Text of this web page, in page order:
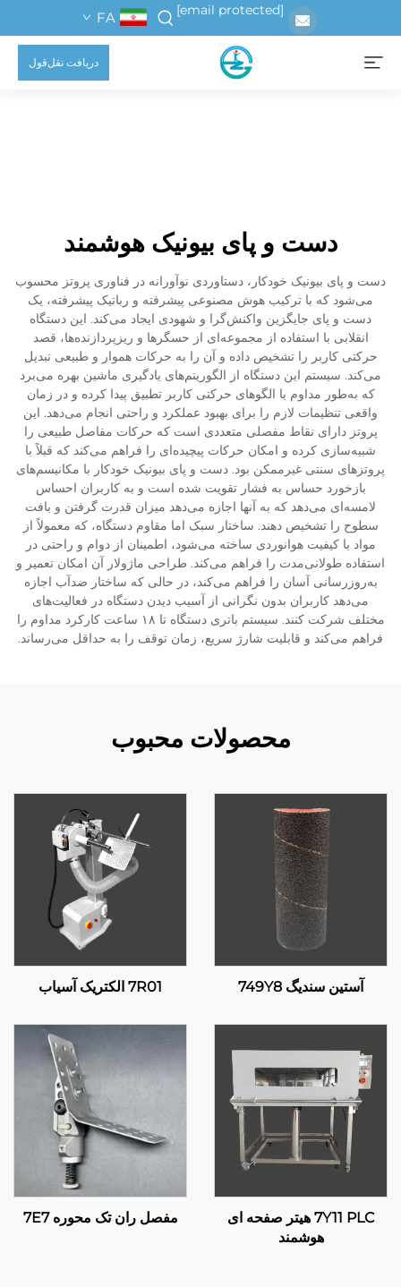
[email protected]
FA
دریافت نقل‌قول
دست و پای بیونیک هوشمند
دست و پای بیونیک خودکار، دستاوردی نوآورانه در فناوری پروتز محسوب
می‌شود که با ترکیب هوش مصنوعی پیشرفته و رباتیک پیشرفته، یک
دست و پای جایگزین واکنش‌گرا و شهودی ایجاد می‌کند. این دستگاه
انقلابی با استفاده از مجموعه‌ای از حسگرها و ریزپردازنده‌ها، قصد
حرکتی کاربر را تشخیص داده و آن را به حرکات هموار و طبیعی تبدیل
می‌کند. سیستم این دستگاه از الگوریتم‌های یادگیری ماشین بهره می‌برد
که به‌طور مداوم با الگوهای حرکتی کاربر تطبیق پیدا کرده و در زمان
واقعی تنظیمات لازم را برای بهبود عملکرد و راحتی انجام می‌دهد. این
پروتز دارای نقاط مفصلی متعددی است که حرکات مفاصل طبیعی را
شبیه‌سازی کرده و امکان حرکات پیچیده‌ای را فراهم می‌کند که قبلاً با
پروتزهای سنتی غیرممکن بود. دست و پای بیونیک خودکار با مکانیسم‌های
بازخورد حساس به فشار تقویت شده است و به کاربران احساس
لامسه‌ای می‌دهد که به آنها اجازه می‌دهد میزان قدرت گرفتن و بافت
سطوح را تشخیص دهند. ساختار سبک اما مقاوم دستگاه، که معمولاً از
مواد با کیفیت هوانوردی ساخته می‌شود، اطمینان از دوام و راحتی در
استفاده طولانی‌مدت را فراهم می‌کند. طراحی ماژولار آن امکان تعمیر و
به‌روزرسانی آسان را فراهم می‌کند، در حالی که ساختار ضد‌آب اجازه
می‌دهد کاربران بدون نگرانی از آسیب دیدن دستگاه در فعالیت‌های
مختلف شرکت کنند. سیستم باتری دستگاه تا ۱۸ ساعت کارکرد مداوم را
فراهم می‌کند و قابلیت شارژ سریع، زمان توقف را به حداقل می‌رساند.
محصولات محبوب
آستین سندیگ 749Y8 7R01 الکتریک آسیاب
7Y11 PLC هیتر صفحه ای
هوشمند
مفصل ران تک محوره 7E7